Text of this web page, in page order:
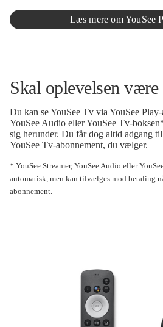
Læs mere om YouSee
Skal oplevelsen være
Du kan se YouSee Tv via YouSee Play-
YouSee Audio eller YouSee Tv-
sig herunder. Du får dog altid adgang
YouSee Tv-abonnement, du vælger.
* YouSee Streamer, YouSee Audio eller
automatisk, men kan tilvælges mod betaling
abonnement.